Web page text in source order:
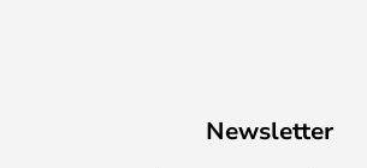
Newsletter